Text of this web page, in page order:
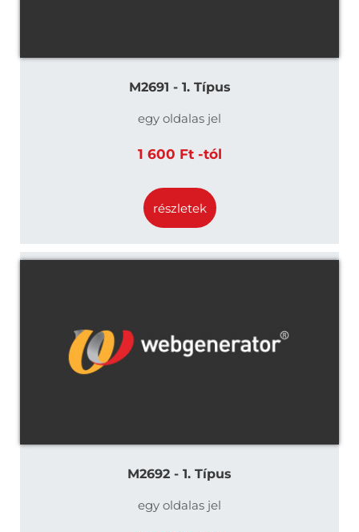
M2691 - 1. Típus
egy oldalas jel
1 600 Ft -tól
részletek
M2692 - 1. Típus
egy oldalas jel